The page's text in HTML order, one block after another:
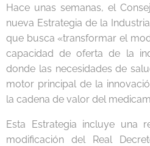
Hace unas semanas, el
nueva Estrategia de la
que busca «transformar el
capacidad de oferta de la
donde las necesidades de
motor principal de la
la cadena de valor del
Esta Estrategia incluye una
modificación del Real